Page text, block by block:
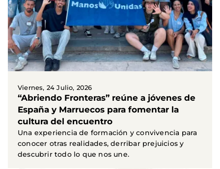
Viernes, 24 Julio, 2026
“Abriendo Fronteras” reúne a jóvenes de
España y Marruecos para fomentar la
cultura del encuentro
Una experiencia de formación y convivencia para
conocer otras realidades, derribar prejuicios y
descubrir todo lo que nos une.